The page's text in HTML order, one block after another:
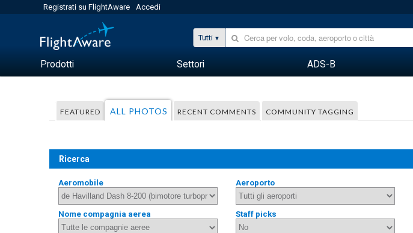
Registrati su FlightAware Accedi
Tutti
Prodotti Settori ADS-B
FEATURED ALL PHOTOS RECENT COMMENTS COMMUNITY TAGGING
Ricerca
Aeromobile Aeroporto
Nome compagnia aerea Staff picks